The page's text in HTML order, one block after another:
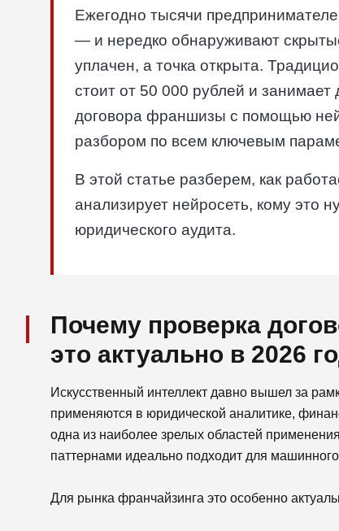
Ежегодно тысячи
— и нередко обнаруживают
уплачен, а точка открыта.
стоит от 50 000 рублей и занимает
договора франшизы с помощью
разбором по всем ключевым
В этой статье разберем, как
анализирует нейросеть, кому это
юридического аудита.
Почему проверка
это актуально в 2026
Искусственный интеллект давно вышел за
применяются в юридической аналитике,
одна из наиболее зрелых областей
паттернами идеально подходит для
Для рынка франчайзинга это особенно